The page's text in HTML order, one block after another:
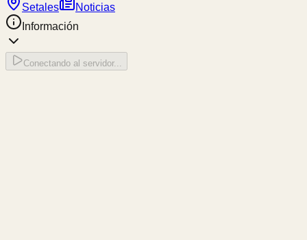
Setales
Noticias
Información
Conectando al servidor...